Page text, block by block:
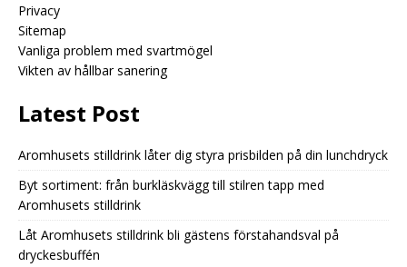
Privacy
Sitemap
Vanliga problem med svartmögel
Vikten av hållbar sanering
Latest Post
Aromhusets stilldrink låter dig styra prisbilden på din lunchdryck
Byt sortiment: från burkläskvägg till stilren tapp med
Aromhusets stilldrink
Låt Aromhusets stilldrink bli gästens förstahandsval på
dryckesbuffén